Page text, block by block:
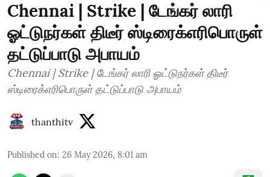
Chennai | Strike | டேங்கர் லாரி
ஓட்டுநர்கள் திடீர் ஸ்டிரைக்எரிபொருள்
தட்டுப்பாடு அபாயம்
Chennai | Strike | டேங்கர் லாரி ஓட்டுநர்கள் திடீர்
ஸ்டிரைக்எரிபொருள் தட்டுப்பாடு அபாயம்
thanthitv
Published on: 26 May 2026, 8:01 am